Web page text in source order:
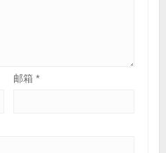
邮箱*